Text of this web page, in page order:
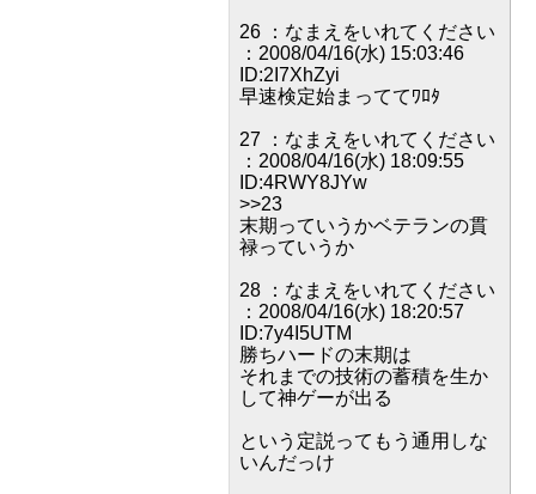
26 ：なまえをいれてください
：2008/04/16(水) 15:03:46
ID:2I7XhZyi
早速検定始まっててﾜﾛﾀ
27 ：なまえをいれてください
：2008/04/16(水) 18:09:55
ID:4RWY8JYw
>>23
末期っていうかベテランの貫
禄っていうか
28 ：なまえをいれてください
：2008/04/16(水) 18:20:57
ID:7y4I5UTM
勝ちハードの末期は
それまでの技術の蓄積を生か
して神ゲーが出る
という定説ってもう通用しな
いんだっけ